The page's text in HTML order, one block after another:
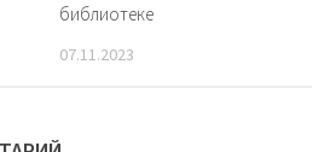
библиотеке
07.11.2023